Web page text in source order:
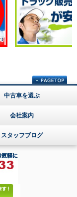
中古車を選ぶ
会社案内
スタッフブログ